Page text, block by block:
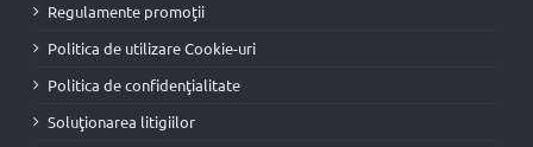
Regulamente promoţii
Politica de utilizare Cookie-uri
Politica de confidenţialitate
Soluţionarea litigiilor